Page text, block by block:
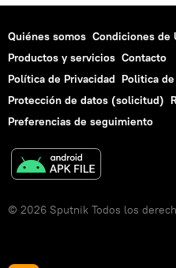
Quiénes somos Condiciones de
Productos y servicios Contacto
Política de Privacidad Politica
Protección de datos (solicitud)
Preferencias de seguimiento
© 2026 Sputnik Todos los